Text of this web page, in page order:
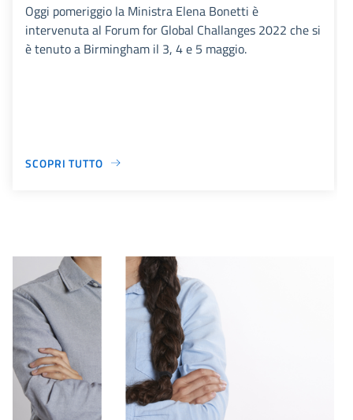
Oggi pomeriggio la Ministra Elena Bonetti è
intervenuta al Forum for Global Challanges 2022 che si
è tenuto a Birmingham il 3, 4 e 5 maggio.
SCOPRI TUTTO